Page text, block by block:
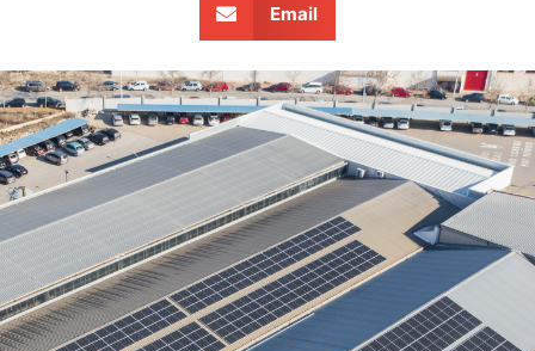
Email